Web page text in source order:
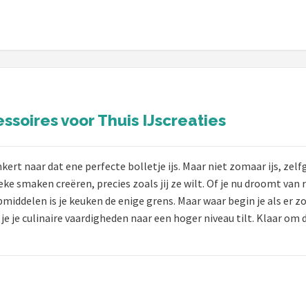
voor Thuis IJscreaties
naar dat ene perfecte bolletje ijs. Maar niet zomaar ijs,
smaken creëren, precies zoals jij ze wilt. Of je nu droomt
is je keuken de enige grens. Maar waar begin je als er
je culinaire vaardigheden naar een hoger niveau tilt. Klaar